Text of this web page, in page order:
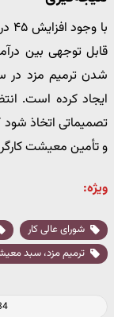
قابل توجهی بین
شدن ترمیم مزد در
ایجاد کرده است.
تصمیماتی اتخاذ شود
و تأمین معیشت
ویژه:
شورای عالی کار
ترمیم مزد، سبد